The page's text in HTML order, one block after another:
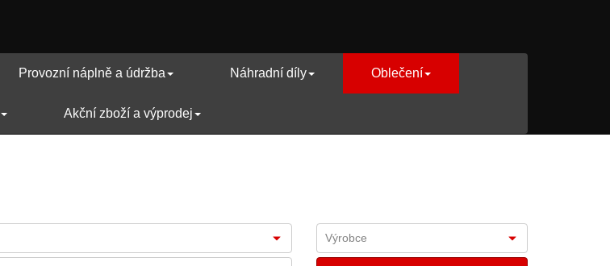
Provozní náplně a údržba Náhradní díly Oblečení
Akční zboží a výprodej